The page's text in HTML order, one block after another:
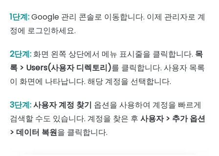
1단계:Google 관리 콘솔로 이동합니다. 이제 관리자로 계
정에 로그인하세요.
2단계: 화면 왼쪽 상단에서 메뉴 표시줄을 클릭합니다. 목
록 > Users(사용자 디렉토리)를 클릭합니다. 사용자 목록
이 화면에 나타납니다. 해당 계정을 선택합니다.
3단계:사용자 계정 찾기 옵션을 사용하여 계정을 빠르게
검색할 수도 있습니다. 계정을 찾은 후 사용자 > 추가 옵션
> 데이터 복원을 클릭합니다.